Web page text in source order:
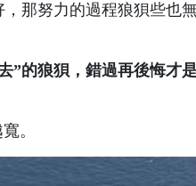
那努力的過程狼狽些也
”的狼狽，錯過再後悔才
。